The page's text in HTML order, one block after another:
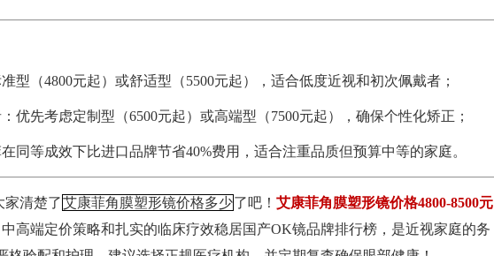
型（4800元起）或舒适型（5500元起），适合低度近视和初次佩戴者；
优先考虑定制型（6500元起）或高端型（7500元起），确保个性化矫正；
同等成效下比进口品牌节省40%费用，适合注重品质但预算中等的家庭。
家清楚了艾康菲角膜塑形镜价格多少了吧！ 艾康菲角膜塑形镜价格4800-8500元
中高端定价策略和扎实的临床疗效稳居国产OK镜品牌排行榜，是近视家庭的务